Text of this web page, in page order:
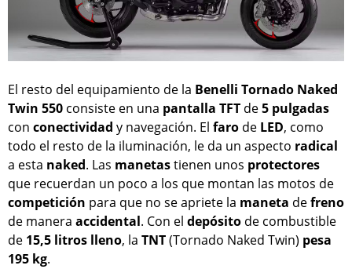
El resto del equipamiento de la Benelli Tornado Naked
Twin 550 consiste en una pantalla TFT de5 pulgadas
con conectividad y navegación. El faro de LED, como
todo el resto de la iluminación, le da un aspecto radical
a esta naked. Las manetastienen unos protectores
que recuerdan un poco a los que montan las motos de
competición para que no se apriete la maneta defreno
de manera accidental. Con el depósito de combustible
de 15,5 litros lleno, la TNT(Tornado Naked Twin) pesa
195 kg.